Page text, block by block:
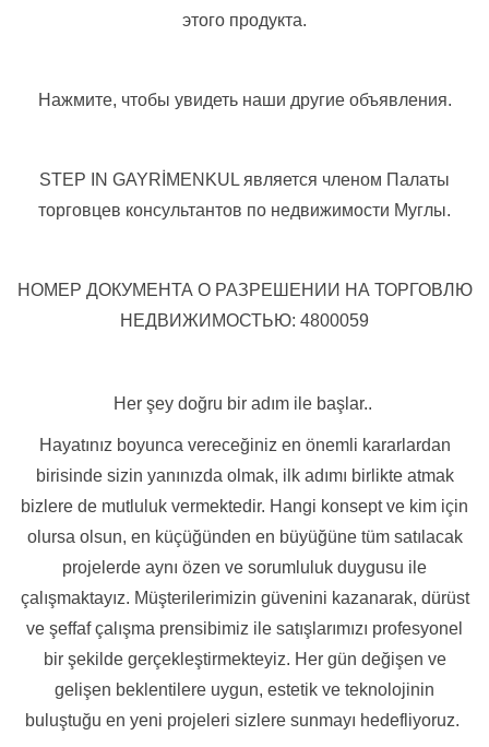
этого продукта.
Нажмите, чтобы увидеть наши другие объявления.
STEP IN GAYRİMENKUL является членом Палаты
торговцев консультантов по недвижимости Муглы.
НОМЕР ДОКУМЕНТА О РАЗРЕШЕНИИ НА ТОРГОВЛЮ
НЕДВИЖИМОСТЬЮ: 4800059
Her şey doğru bir adım ile başlar..
Hayatınız boyunca vereceğiniz en önemli kararlardan
birisinde sizin yanınızda olmak, ilk adımı birlikte atmak
bizlere de mutluluk vermektedir. Hangi konsept ve kim için
olursa olsun, en küçüğünden en büyüğüne tüm satılacak
projelerde aynı özen ve sorumluluk duygusu ile
çalışmaktayız. Müşterilerimizin güvenini kazanarak, dürüst
ve şeffaf çalışma prensibimiz ile satışlarımızı profesyonel
bir şekilde gerçekleştirmekteyiz. Her gün değişen ve
gelişen beklentilere uygun, estetik ve teknolojinin
buluştuğu en yeni projeleri sizlere sunmayı hedefliyoruz.